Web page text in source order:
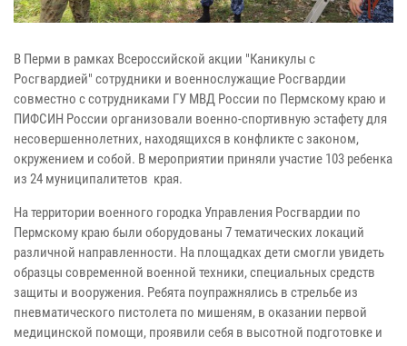
В Перми в рамках Всероссийской акции "Каникулы с
Росгвардией" сотрудники и военнослужащие Росгвардии
совместно с сотрудниками ГУ МВД России по Пермскому краю и
ПИФСИН России организовали военно-спортивную эстафету для
несовершеннолетних, находящихся в конфликте с законом,
окружением и собой. В мероприятии приняли участие 103 ребенка
из 24 муниципалитетов края.
На территории военного городка Управления Росгвардии по
Пермскому краю были оборудованы 7 тематических локаций
различной направленности. На площадках дети смогли увидеть
образцы современной военной техники, специальных средств
защиты и вооружения. Ребята поупражнялись в стрельбе из
пневматического пистолета по мишеням, в оказании первой
медицинской помощи, проявили себя в высотной подготовке и